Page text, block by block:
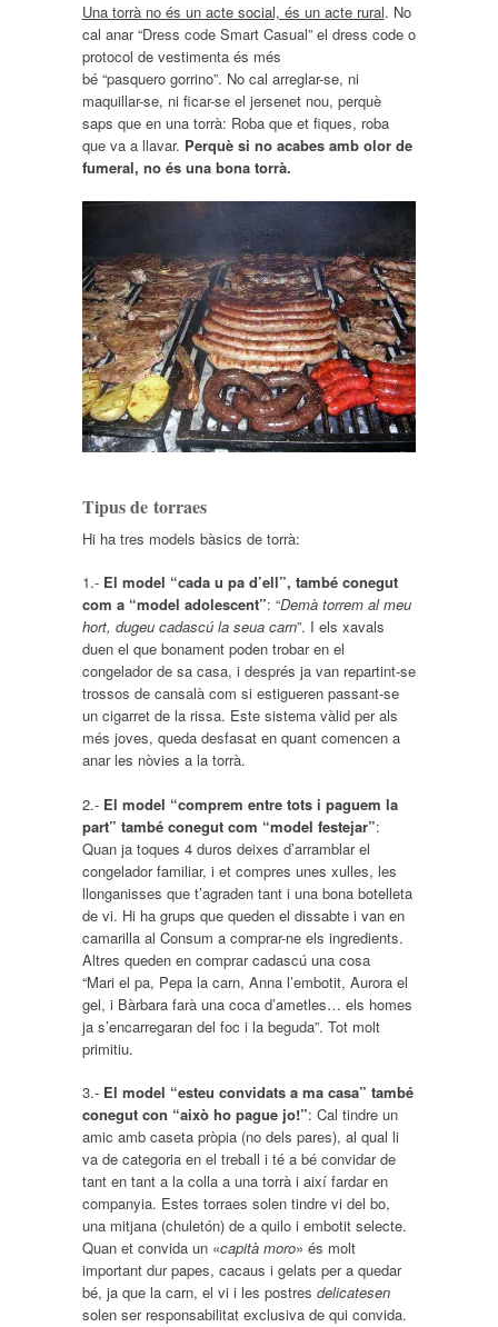
Una torrà no és un acte social, és un acte rural. No
cal anar “Dress code Smart Casual” el dress code o
protocol de vestimenta és més
bé “pasquero gorrino”. No cal arreglar-se, ni
maquillar-se, ni ficar-se el jersenet nou, perquè
saps que en una torrà: Roba que et fiques, roba
que va a llavar. Perquè si no acabes amb olor de
fumeral, no és una bona torrà.
Tipus de torraes
Hi ha tres models bàsics de torrà:
1.- El model “cada u pa d’ell”, també conegut
com a “model adolescent”: “Demà torrem al meu
hort, dugeu cadascú la seua carn”. I els xavals
duen el que bonament poden trobar en el
congelador de sa casa, i després ja van repartint-se
trossos de cansalà com si estigueren passant-se
un cigarret de la rissa. Este sistema vàlid per als
més joves, queda desfasat en quant comencen a
anar les nòvies a la torrà.
2.- El model “comprem entre tots i paguem la
part” també conegut com “model festejar”:
Quan ja toques 4 duros deixes d’arramblar el
congelador familiar, i et compres unes xulles, les
llonganisses que t’agraden tant i una bona botelleta
de vi. Hi ha grups que queden el dissabte i van en
camarilla al Consum a comprar-ne els ingredients.
Altres queden en comprar cadascú una cosa
“Mari el pa, Pepa la carn, Anna l’embotit, Aurora el
gel, i Bàrbara farà una coca d’ametles… els homes
ja s’encarregaran del foc i la beguda”. Tot molt
primitiu.
3.- El model “esteu convidats a ma casa” també
conegut con “això ho pague jo!”: Cal tindre un
amic amb caseta pròpia (no dels pares), al qual li
va de categoria en el treball i té a bé convidar de
tant en tant a la colla a una torrà i així fardar en
companyia. Estes torraes solen tindre vi del bo,
una mitjana (chuletón) de a quilo i embotit selecte.
Quan et convida un «capità moro» és molt
important dur papes, cacaus i gelats per a quedar
bé, ja que la carn, el vi i les postres delicatesen
solen ser responsabilitat exclusiva de qui convida.